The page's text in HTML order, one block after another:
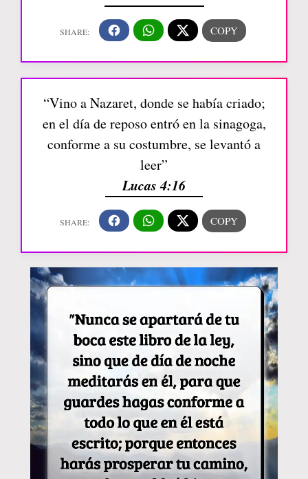
“Vino a Nazaret, donde se había criado;
en el día de reposo entró en la sinagoga,
conforme a su costumbre, se levantó a
leer”
Lucas 4:16